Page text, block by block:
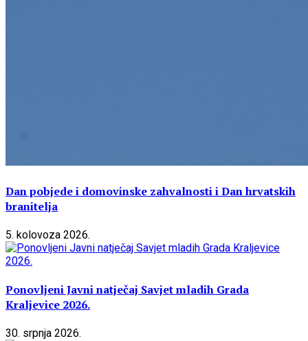
Dan pobjede i domovinske zahvalnosti i Dan hrvatskih
branitelja
5. kolovoza 2026.
Ponovljeni Javni natječaj Savjet mladih Grada
Kraljevice 2026.
30. srpnja 2026.